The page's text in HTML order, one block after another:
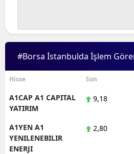
#Borsa İstanbulda İşlem
Hisse Son
A1CAP A1 CAPITAL
YATIRIM
9,18
A1YEN A1
YENILENEBILIR
ENERJI
2,80